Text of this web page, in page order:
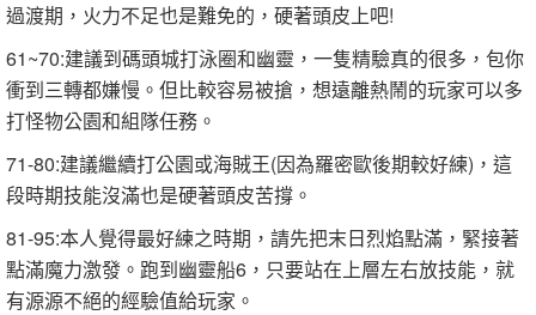
過渡期，火力不足也是難免的，硬著頭皮上吧!
61~70:建議到碼頭城打泳圈和幽靈，一隻精驗真的很多，包你
衝到三轉都嫌慢。但比較容易被搶，想遠離熱鬧的玩家可以多
打怪物公園和組隊任務。
71-80:建議繼續打公園或海賊王(因為羅密歐後期較好練)，這
段時期技能沒滿也是硬著頭皮苦撐。
81-95:本人覺得最好練之時期，請先把末日烈焰點滿，緊接著
點滿魔力激發。跑到幽靈船6，只要站在上層左右放技能，就
有源源不絕的經驗值給玩家。